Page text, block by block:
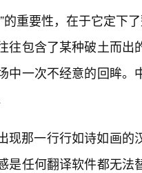
的重要性，在于它定下
往包含了某种破土而
中一次不经意的回眸
现那一行行如诗如画
是任何翻译软件都无